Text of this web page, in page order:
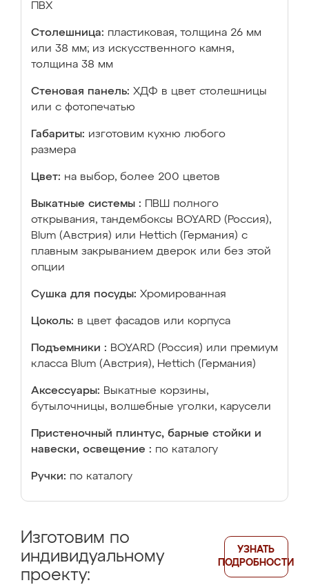
ПВХ
Столешница: пластиковая, толщина 26 мм
или 38 мм; из искусственного камня,
толщина 38 мм
Стеновая панель: ХДФ в цвет столешницы
или с фотопечатью
Габариты: изготовим кухню любого
размера
Цвет: на выбор, более 200 цветов
Выкатные системы :
ПВШ полного
открывания, тандембоксы BOYARD (Россия),
Blum (Австрия) или Hettich (Германия) с
плавным закрыванием дверок или без этой
опции
Сушка для посуды: Хромированная
Цоколь: в цвет фасадов или корпуса
Подъемники : BOYARD (Россия) или премиум
класса Blum (Австрия), Hettich (Германия)
Аксессуары: Выкатные корзины,
бутылочницы, волшебные уголки, карусели
Пристеночный плинтус, барные стойки и
навески, освещение : по каталогу
Ручки: по каталогу
Изготовим по
индивидуальному
проекту:
УЗНАТЬ
ПОДРОБНОСТИ